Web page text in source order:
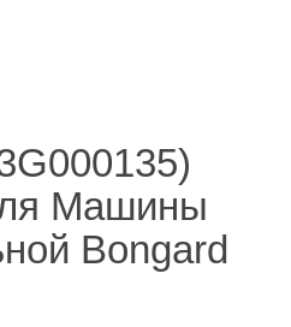
Машины
Bongard